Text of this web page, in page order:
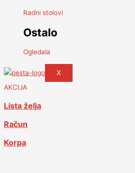
Radni stolovi
Ostalo
Ogledala
X
AKCIJA
Lista želja
Račun
Korpa